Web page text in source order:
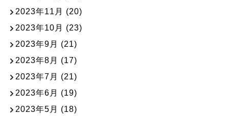
2023年11月 (20)
2023年10月 (23)
2023年9月 (21)
2023年8月 (17)
2023年7月 (21)
2023年6月 (19)
2023年5月 (18)